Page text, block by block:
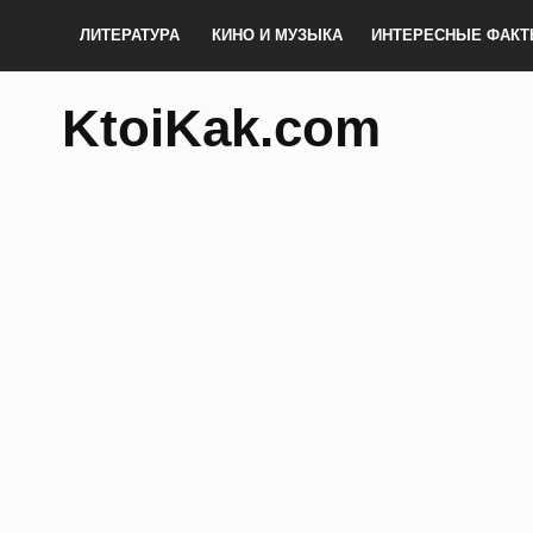
ЛИТЕРАТУРА КИНО И МУЗЫКА ИНТЕРЕСНЫЕ
KtoiKak.com